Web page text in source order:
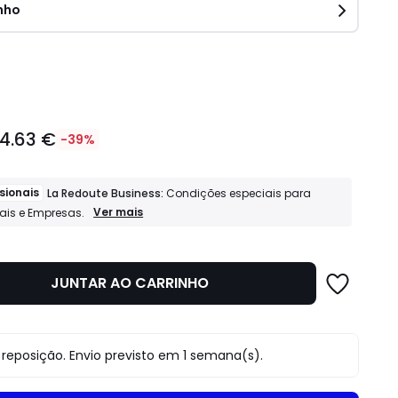
€ -39%
La Redoute Business:Condições especiais para
e Empresas.
Profissionais
especiais
para
Empresas.
Ver mais
JUNTAR AO CARRINHO
Envio previsto em 1 semana(s).